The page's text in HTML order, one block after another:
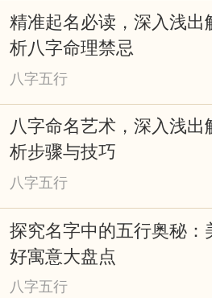
出生，女靠行嫁；发福
辰；不得真龙得日月，
等。古时人们就是通过
星球对不同地域的影响
凶效应。择日是求得天
造福的重要手段。择吉
嫁娶择日、修造动土择
日、开张开业择日、生
吉日等重大事项时，必须
从而达到趋吉避凶、福
精准起名必读，深入浅出
析八字命理禁忌
八字五行
八字命名艺术，深入浅出
析步骤与技巧
八字五行
探究名字中的五行奥秘：
好寓意大盘点
八字五行